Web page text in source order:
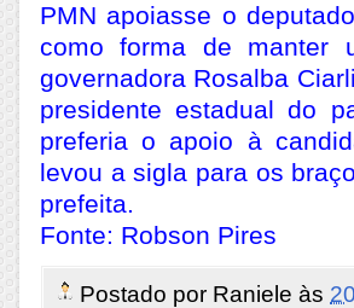
PMN apoiasse o
como forma de manter
governadora Rosalba
presidente estadual do
preferia o apoio à
levou a sigla para os
prefeita.
Fonte: Robson Pires
Postado por Raniele às